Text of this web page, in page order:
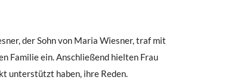
der Sohn von Maria Wiesner, traf mit
Familie ein. Anschließend hielten Frau
unterstützt haben, ihre Reden.